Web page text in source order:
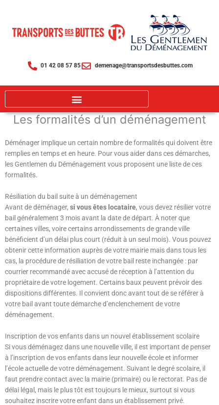
contenu
01 42 08 57 85 demenage@transportsdesbuttes.com
Les formalités d’un déménagement
Déménager implique un certain nombre de formalités qui doivent être
remplies en temps et en heure. Pour vous aider dans ces démarches,
les Gentlemen du Déménagement vous proposent une liste de ces
formalités.
Résiliation du bail suite à un déménagement
Avant de déménager, si vous êtes locataire, vous devez résilier votre
bail généralement 3 mois avant la date de départ. À noter que
certaines villes, voire certains arrondissements de grande ville
bénéficient d’un délai plus court (réduit à un seul mois). Vous pouvez
obtenir cette information auprès de votre mairie mais dans tous les
cas, la procédure de résiliation de votre bail reste inchangée : par
courrier recommandé avec accusé de réception à l’attention du
propriétaire de votre logement. Certains baux peuvent prévoir des
dispositions différentes. Il convient donc avant tout de se référer à
votre bail avant toute démarche d’enclenchement de votre
déménagement.
Inscription de vos enfants dans un nouvel établissement scolaire
Si vous déménagez dans une nouvelle ville, il est important de penser
à l’inscription de vos enfants dans leur nouvelle école et informer
l’école actuelle de votre déménagement. Suivant le degré scolaire, il
faut prendre contact avec la mairie (primaire) ou le rectorat. Pas de
délai légal, mais le plus tôt est toujours le mieux, surtout si vous
souhaitez inscrire votre enfant dans un établissement privé.